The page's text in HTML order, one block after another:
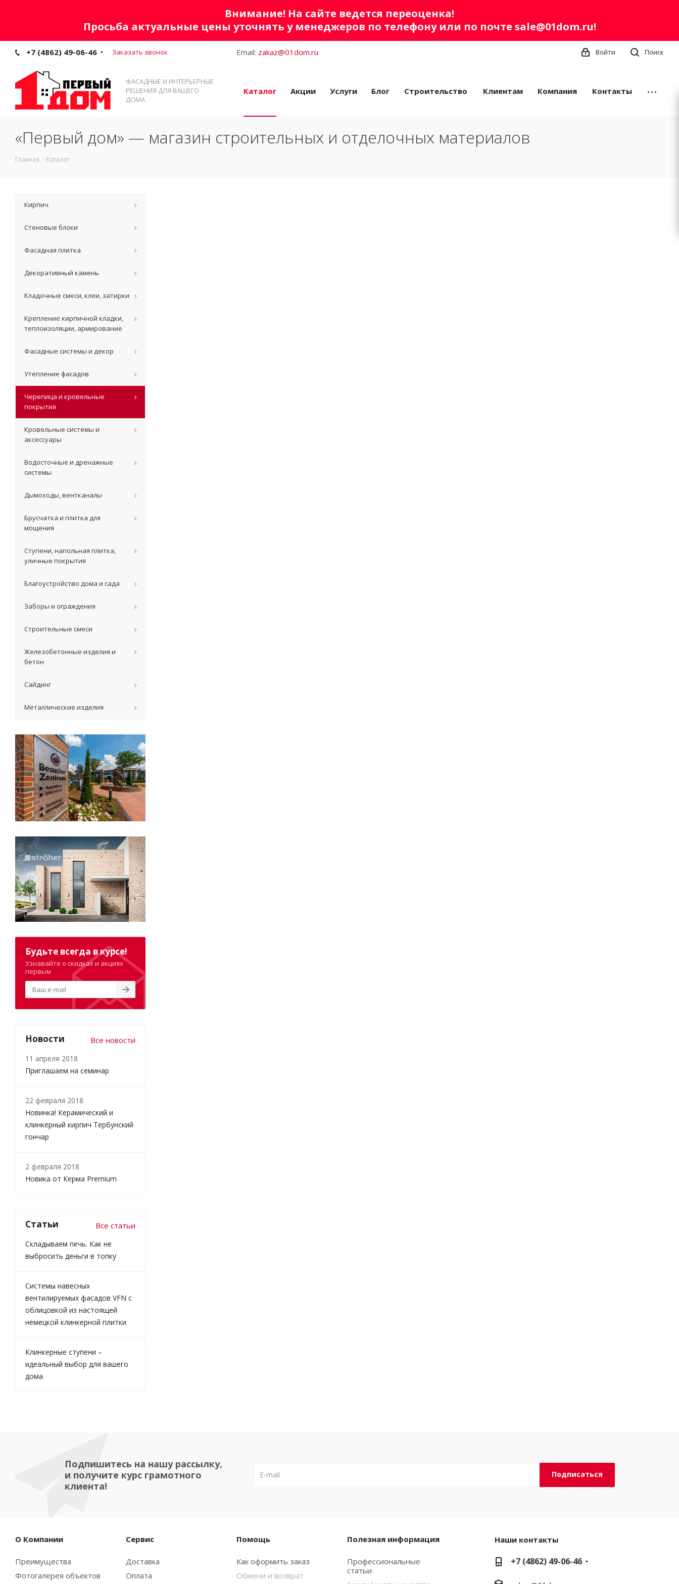
Внимание! На сайте ведется переоценка!
Просьба актуальные цены уточнять у менеджеров по телефону или по почте sale@01dom.ru!
+7 (4862) 49-06-46 Заказать звонок Email: zakaz@01dom.ru Поиск
Войти
ФАСАДНЫЕ И ИНТЕРЬЕРНЫЕ
РЕШЕНИЯ ДЛЯ ВАШЕГО
ДОМА
Каталог Акции Услуги Блог Строительство Клиентам Компания Контакты
«Первый дом» — магазин строительных и отделочных материалов
Главная - Каталог
Кирпич
Стеновые блоки
Фасадная плитка
Декоративный камень
Кладочные смеси, клеи, затирки
Крепление кирпичной кладки,
теплоизоляции, армирование
Фасадные системы и декор
Утепление фасадов
Черепица и кровельные
покрытия
Кровельные системы и
аксессуары
Водосточные и дренажные
системы
Дымоходы, вентканалы
Брусчатка и плитка для
мощения
Ступени, напольная плитка,
уличные покрытия
Благоустройство дома и сада
Заборы и ограждения
Строительные смеси
Железобетонные изделия и
бетон
Сайдинг
Металлические изделия
Будьте всегда в курсе!
Узнавайте о скидках и акциях
первым
Новости Все новости
11 апреля 2018
Приглашаем на семинар
22 февраля 2018
Новинка! Керамический и
клинкерный кирпич Тербунский
гончар
2 февраля 2018
Новика от Керма Premium
Статьи Все статьи
Складываем печь. Как не
выбросить деньги в топку
Системы навесных
вентилируемых фасадов VFN с
облицовкой из настоящей
немецкой клинкерной плитки
Клинкерные ступени –
идеальный выбор для вашего
дома
Подпишитесь на нашу рассылку,
и получите курс грамотного
клиента!
О Компании
Преимущества
Фотогалерея объектов
Сервис
Доставка
Оплата
Помощь
Как оформить заказ
Обмени и возврат
Полезная информация
Профессиональные
статьи
Наши контакты
+7 (4862) 49-06-46